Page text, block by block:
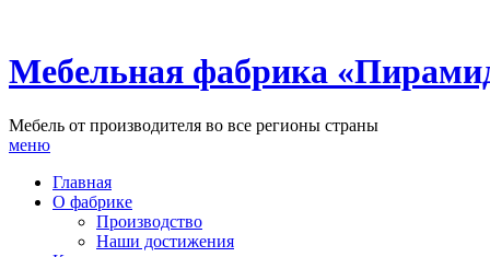
Мебельная фабрика
Мебель от производителя во все регионы страны
меню
Главная
О фабрике
Производство
Наши достижения